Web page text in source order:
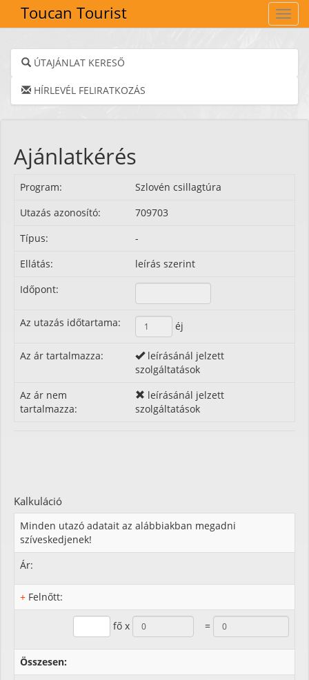
Toucan Tourist
ÚTAJÁNLAT KERESŐ
HÍRLEVÉL FELIRATKOZÁS
Ajánlatkérés
Program:
Szlovén csillagtúra
Utazás azonosító:
709703
Típus:
-
Ellátás:
leírás szerint
Időpont:
Az utazás időtartama: éj
Az ár tartalmazza:
leírásánál jelzett
szolgáltatások
Az ár nem
tartalmazza:
leírásánál jelzett
szolgáltatások
Kalkuláció
Minden utazó adatait az alábbiakban megadni
szíveskedjenek!
Ár:
+ Felnőtt:
fő x =
Összesen: